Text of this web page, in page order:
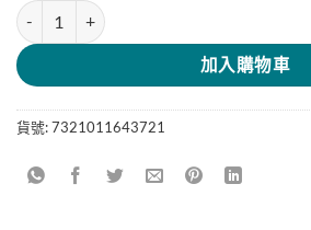
Duniwell Babywaschlappen 3-lagig 數量
加入購物車
貨號:7321011643721